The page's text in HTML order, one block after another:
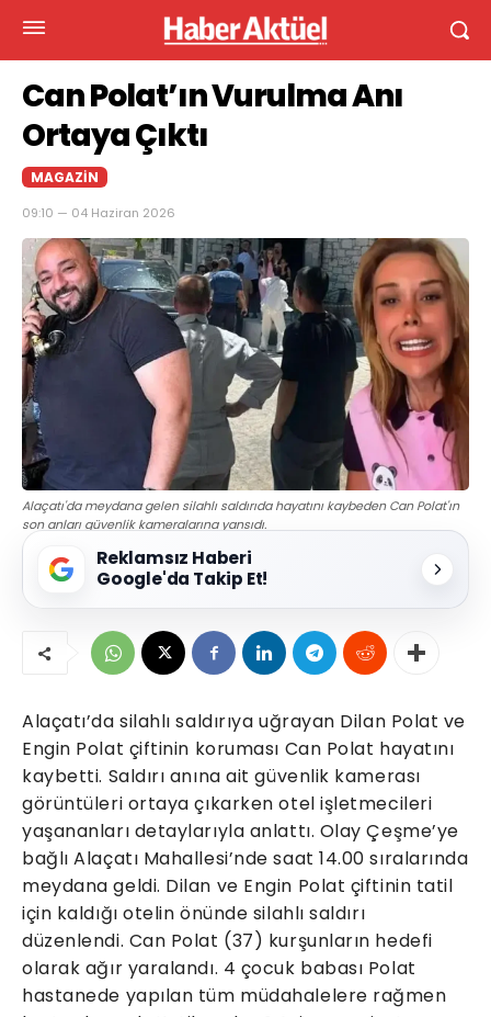
Can Polat’ın Vurulma Anı
Ortaya Çıktı
MAGAZIN
09:10 — 04 Haziran 2026
Alaçatı'da meydana gelen silahlı saldırıda hayatını kaybeden Can Polat'ın
son anları güvenlik kameralarına yansıdı.
Reklamsız Haberi
Google'da Takip Et!
Alaçatı’da silahlı saldırıya uğrayan Dilan Polat ve
Engin Polat çiftinin koruması Can Polat hayatını
kaybetti. Saldırı anına ait güvenlik kamerası
görüntüleri ortaya çıkarken otel işletmecileri
yaşananları detaylarıyla anlattı. Olay Çeşme’ye
bağlı Alaçatı Mahallesi’nde saat 14.00 sıralarında
meydana geldi. Dilan ve Engin Polat çiftinin tatil
için kaldığı otelin önünde silahlı saldırı
düzenlendi. Can Polat (37) kurşunların hedefi
olarak ağır yaralandı. 4 çocuk babası Polat
hastanede yapılan tüm müdahalelere rağmen